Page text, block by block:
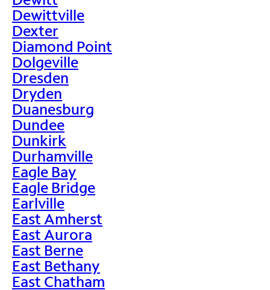
Dewittville
Dexter
Diamond Point
Dolgeville
Dresden
Dryden
Duanesburg
Dundee
Dunkirk
Durhamville
Eagle Bay
Eagle Bridge
Earlville
East Amherst
East Aurora
East Berne
East Bethany
East Chatham